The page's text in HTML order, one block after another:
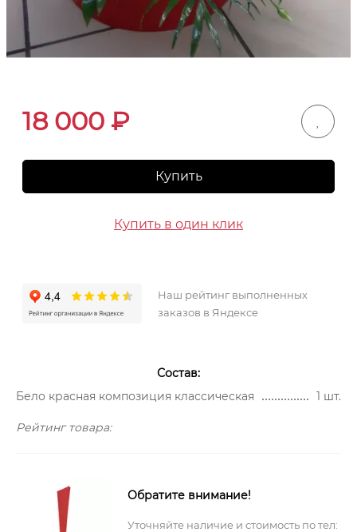
18 000 ₽
Купить
Купить в один клик
Наш рейтинг выполненных
заказов в Яндексе
Состав:
Бело красная композиция классическая
1 шт.
Рейтинг товара:
Обратите внимание!
Уточняйте наличие и стоимость по тел: